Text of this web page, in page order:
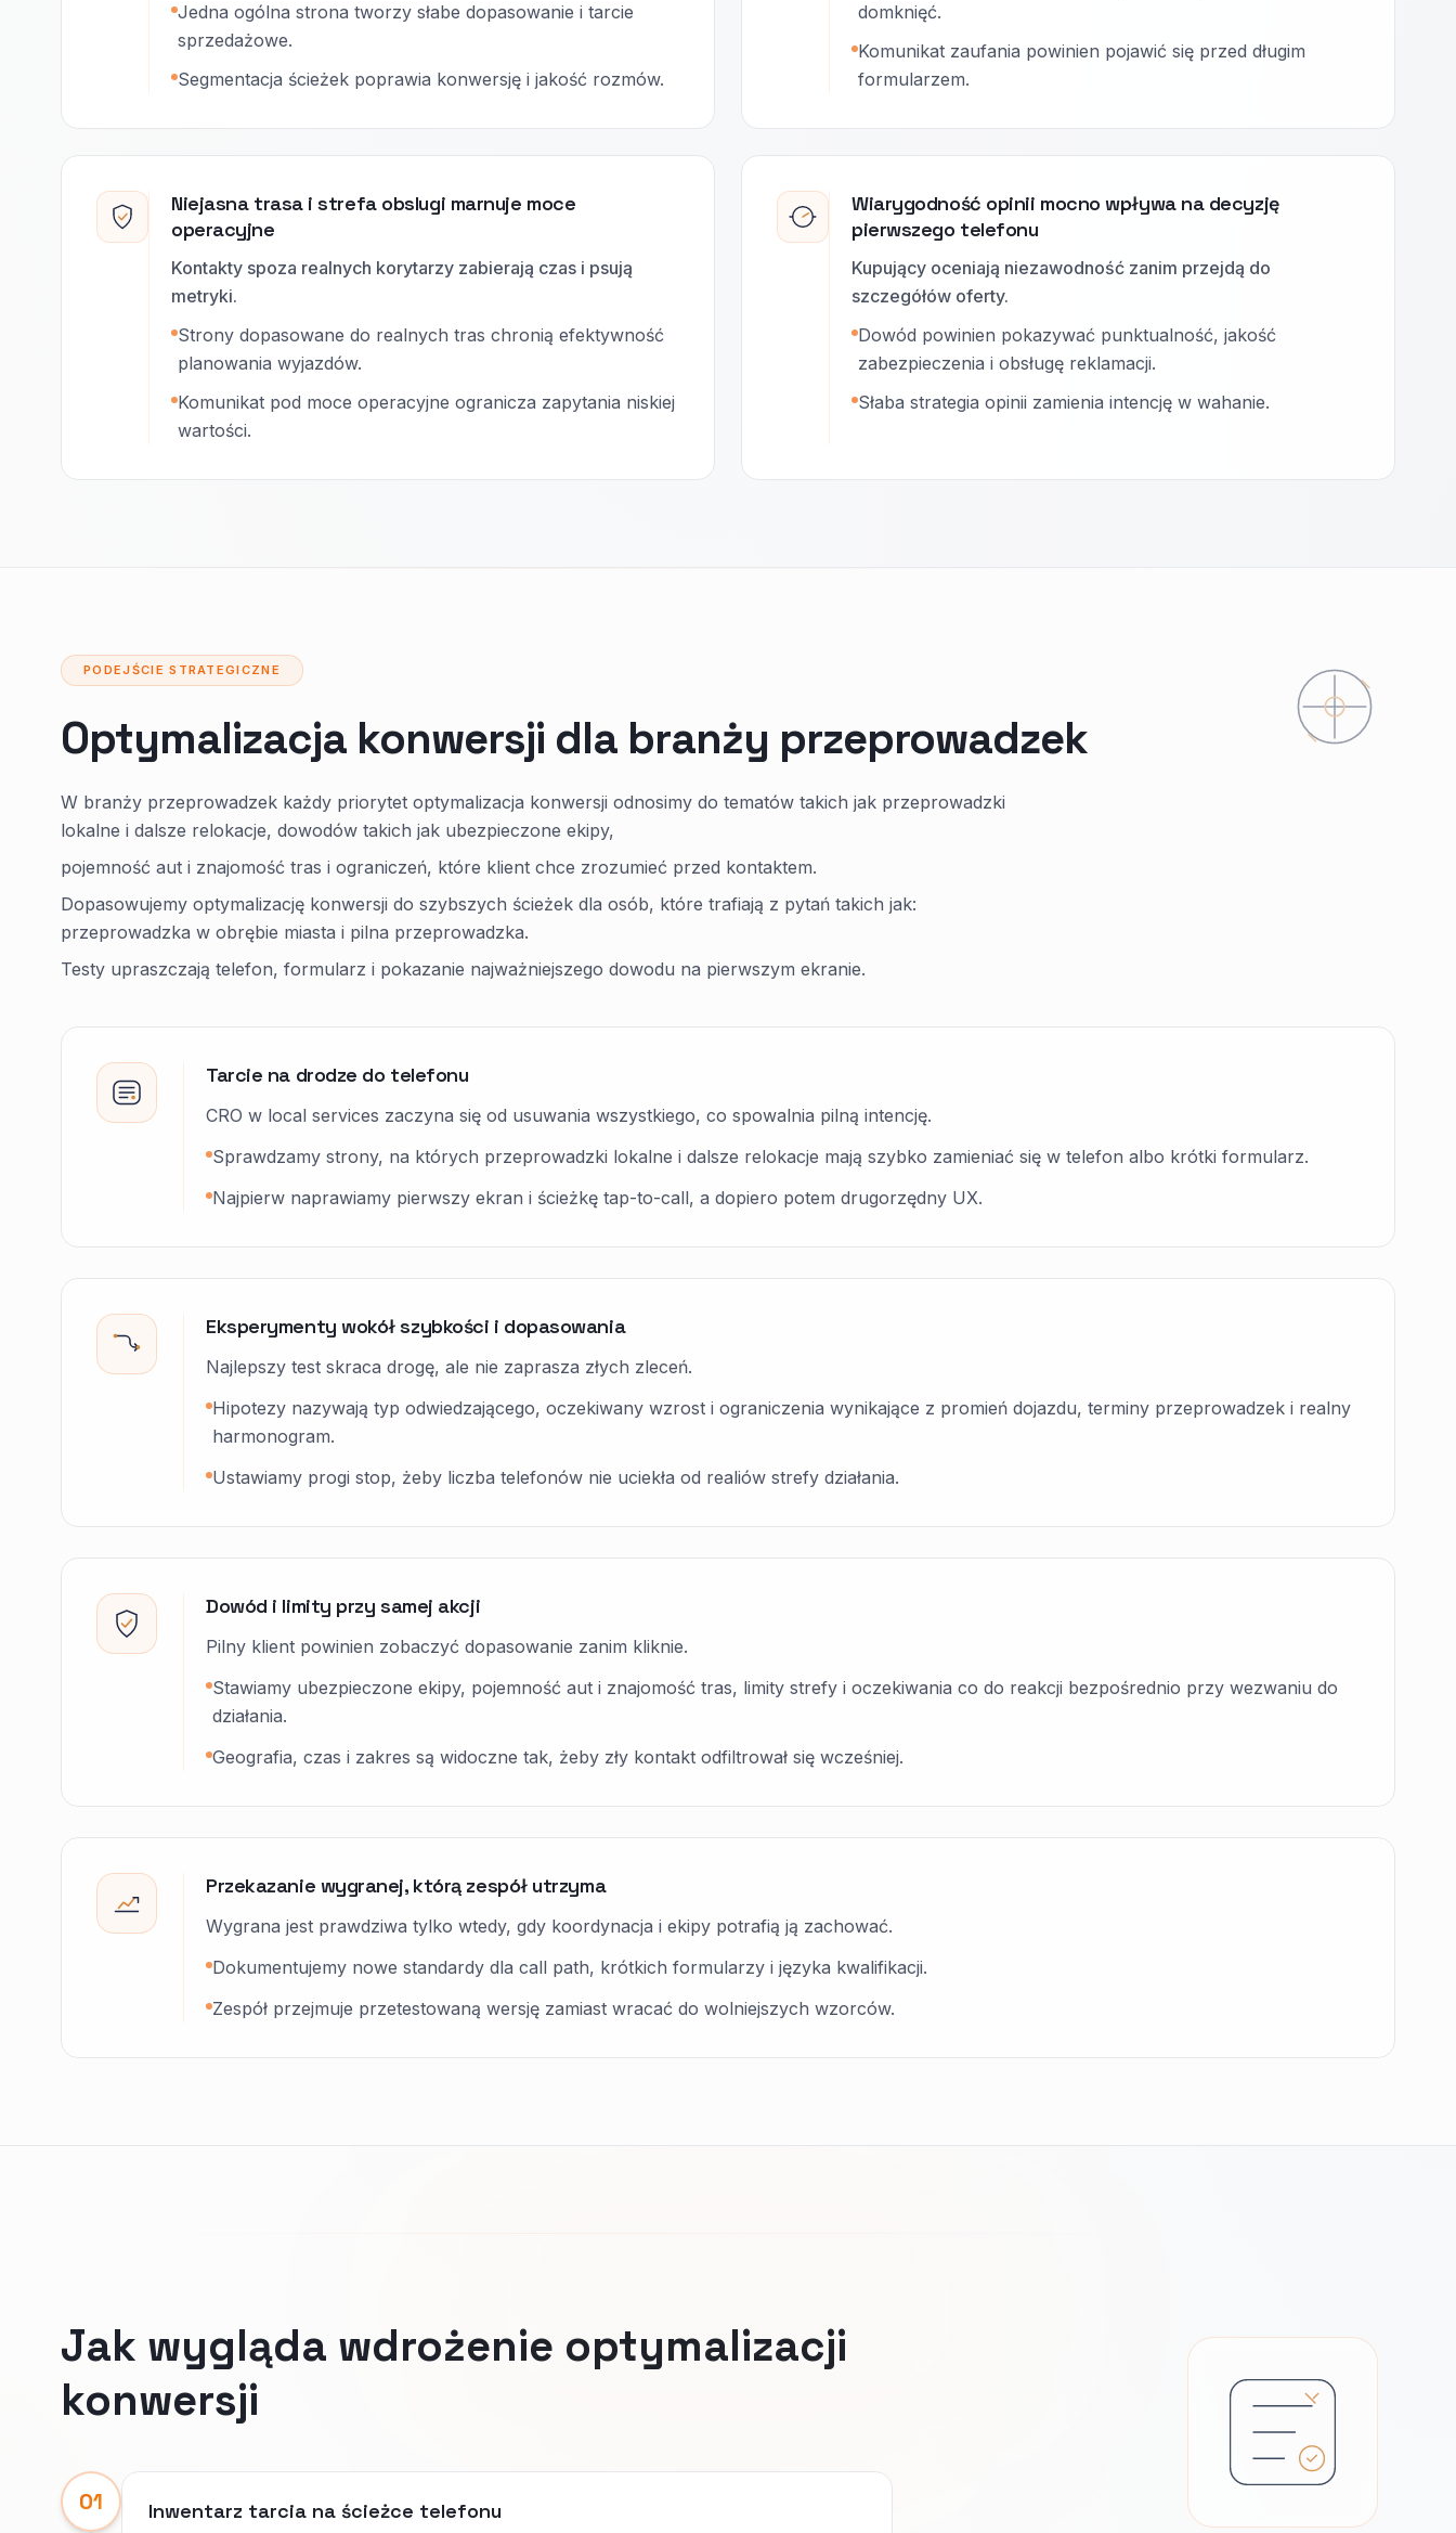
Jedna ogólna strona tworzy słabe dopasowanie i tarcie
sprzedażowe.
Segmentacja ścieżek poprawia konwersję i jakość rozmów.
domknięć.
Komunikat zaufania powinien pojawić się przed długim
formularzem.
Niejasna trasa i strefa obslugi marnuje moce
operacyjne
Kontakty spoza realnych korytarzy zabierają czas i psują
metryki.
Strony dopasowane do realnych tras chronią efektywność
planowania wyjazdów.
Komunikat pod moce operacyjne ogranicza zapytania niskiej
wartości.
Wiarygodność opinii mocno wpływa na decyzję
pierwszego telefonu
Kupujący oceniają niezawodność zanim przejdą do
szczegółów oferty.
Dowód powinien pokazywać punktualność, jakość
zabezpieczenia i obsługę reklamacji.
Słaba strategia opinii zamienia intencję w wahanie.
PODEJŚCIE STRATEGICZNE
Optymalizacja konwersji dla branży przeprowadzek
W branży przeprowadzek każdy priorytet optymalizacja konwersji odnosimy do tematów takich jak przeprowadzki
lokalne i dalsze relokacje, dowodów takich jak ubezpieczone ekipy,
pojemność aut i znajomość tras i ograniczeń, które klient chce zrozumieć przed kontaktem.
Dopasowujemy optymalizację konwersji do szybszych ścieżek dla osób, które trafiają z pytań takich jak:
przeprowadzka w obrębie miasta i pilna przeprowadzka.
Testy upraszczają telefon, formularz i pokazanie najważniejszego dowodu na pierwszym ekranie.
Tarcie na drodze do telefonu
CRO w local services zaczyna się od usuwania wszystkiego, co spowalnia pilną intencję.
Sprawdzamy strony, na których przeprowadzki lokalne i dalsze relokacje mają szybko zamieniać się w telefon albo krótki formularz.
Najpierw naprawiamy pierwszy ekran i ścieżkę tap-to-call, a dopiero potem drugorzędny UX.
Eksperymenty wokół szybkości i dopasowania
Najlepszy test skraca drogę, ale nie zaprasza złych zleceń.
Hipotezy nazywają typ odwiedzającego, oczekiwany wzrost i ograniczenia wynikające z promień dojazdu, terminy przeprowadzek i realny
harmonogram.
Ustawiamy progi stop, żeby liczba telefonów nie uciekła od realiów strefy działania.
Dowód i limity przy samej akcji
Pilny klient powinien zobaczyć dopasowanie zanim kliknie.
Stawiamy ubezpieczone ekipy, pojemność aut i znajomość tras, limity strefy i oczekiwania co do reakcji bezpośrednio przy wezwaniu do
działania.
Geografia, czas i zakres są widoczne tak, żeby zły kontakt odfiltrował się wcześniej.
Przekazanie wygranej, którą zespół utrzyma
Wygrana jest prawdziwa tylko wtedy, gdy koordynacja i ekipy potrafią ją zachować.
Dokumentujemy nowe standardy dla call path, krótkich formularzy i języka kwalifikacji.
Zespół przejmuje przetestowaną wersję zamiast wracać do wolniejszych wzorców.
Jak wygląda wdrożenie optymalizacji
konwersji
01 Inwentarz tarcia na ścieżce telefonu